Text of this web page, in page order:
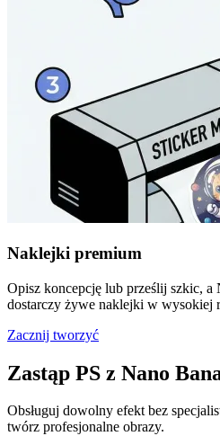
Naklejki premium
Opisz koncepcję lub prześlij szkic, a
dostarczy żywe naklejki w wysokiej
Zacznij tworzyć
Zastąp PS z Nano
Obsługuj dowolny efekt bez
twórz profesjonalne obrazy.